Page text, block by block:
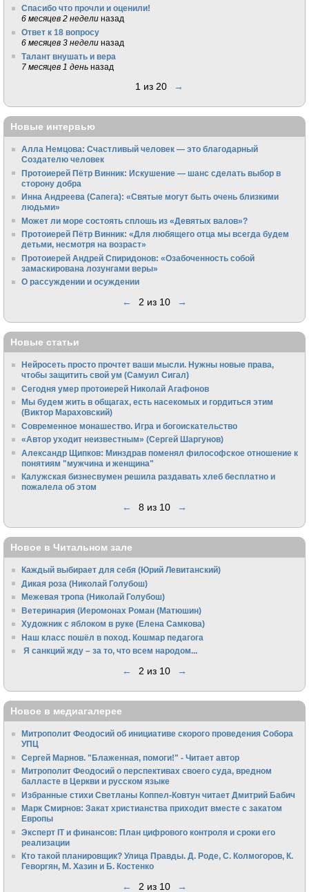
Спасибо что прочли и оценили!
6 месяцев 2 недели назад
Ответ к 18 вопросу
6 месяцев 3 недели назад
Талант внушать и вера
7 месяцев 1 день назад
1 из 20 →
Новые интервью
Алла Немцова: Счастливый человек — это благодарный
Создателю человек
Протоиерей Пётр Винник: Искушение — шанс сделать выбор в
сторону добра
Инна Андреева (Сапега): «Святые могут быть очень близкими
людьми»
Может ли море состоять сплошь из «Девятых валов»?
Протоиерей Пётр Винник: «Для любящего отца мы всегда будем
детьми, несмотря на возраст»
Протоиерей Андрей Спиридонов: «Озабоченность собой
замаскирована лозунгами веры»
О рассуждении и осуждении
← 2 из 10 →
Новые статьи
Нейросеть просто прочтет ваши мысли. Нужны новые права,
чтобы защитить свой ум (Самуил Сигал)
Сегодня умер протоиерей Николай Агафонов
Мы будем жить в общагах, есть насекомых и гордиться этим
(Виктор Мараховский)
Cовременное монашество. Игра и богоискательство
«Автор уходит неизвестным» (Сергей Шаргунов)
Александр Щипков: Минздрав поменял философское отношение к
понятиям "мужчина и женщина"
Калужская бизнесвумен решила раздавать хлеб бесплатно и
пожалела об этом
← 8 из 10 →
Новое в Читальном зале
Каждый выбирает для себя (Юрий Левитанский)
Дикая роза (Николай Голубош)
Межевая тропа (Николай Голубош)
Ветеринария (Иеромонах Роман (Матюшин)
Художник с яблоком в руке (Елена Самкова)
Наш класс пошёл в поход. Кошмар педагога
Я санкций жду – за то, что всем народом...
← 2 из 10 →
Новое в медиагалерее
Митрополит Феодосий об инициативе скорого проведения Собора
УПЦ
Сергей Марнов. "Блаженная, помоги!" - Читает автор
Митрополит Феодосий о перспективах своего суда, вредном
балласте в Церкви и русском языке
Избранные стихи Светланы Коппел-Ковтун читает Дмитрий Бабич
Марк Смирнов: Закат христианства приходит вместе с закатом
Европы
Эксперт IT и финансов: План цифрового контроля и сроки его
реализации
Кто такой планировщик? Улица Правды. Д. Роде, С. Колмогоров, К.
Геворгян, М. Хазин и Б. Костенко
← 2 из 10 →